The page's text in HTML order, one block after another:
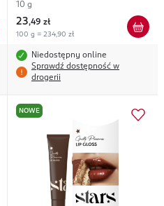
10 g
23,49 zł
100 g = 234,90 zł
Niedostępny online
Sprawdź dostępność w
drogerii
NOWE